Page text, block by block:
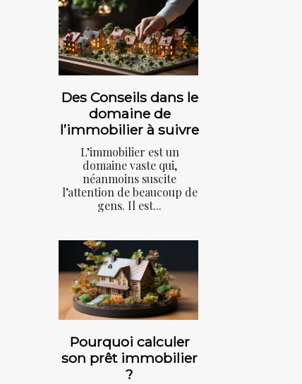
Des Conseils dans le
domaine de
l’immobilier à suivre
L’immobilier est un
domaine vaste qui,
néanmoins suscite
l’attention de beaucoup de
gens. Il est...
Pourquoi calculer
son prêt immobilier
?